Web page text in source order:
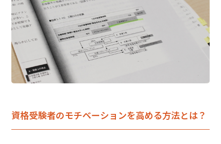
資格受験者のモチベーションを高める方法とは？